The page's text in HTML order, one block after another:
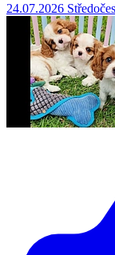
24.07.2026